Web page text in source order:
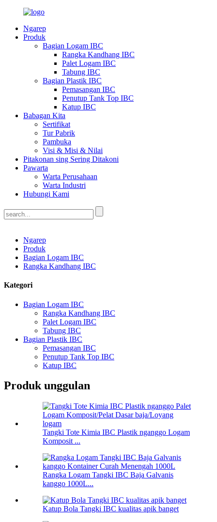
Ngarep
Produk
Bagian Logam IBC
Rangka Kandhang IBC
Palet Logam IBC
Tabung IBC
Bagian Plastik IBC
Pemasangan IBC
Penutup Tank Top IBC
Katup IBC
Babagan Kita
Sertifikat
Tur Pabrik
Pambuka
Visi & Misi & Nilai
Pitakonan sing Sering Ditakoni
Pawarta
Warta Perusahaan
Warta Industri
Hubungi Kami
Ngarep
Produk
Bagian Logam IBC
Rangka Kandhang IBC
Kategori
Bagian Logam IBC
Rangka Kandhang IBC
Palet Logam IBC
Tabung IBC
Bagian Plastik IBC
Pemasangan IBC
Penutup Tank Top IBC
Katup IBC
Produk unggulan
Tangki Tote Kimia IBC Plastik nganggo Logam
Komposit ...
Rangka Logam Tangki IBC Baja Galvanis
kanggo 1000L...
Katup Bola Tangki IBC kualitas apik banget